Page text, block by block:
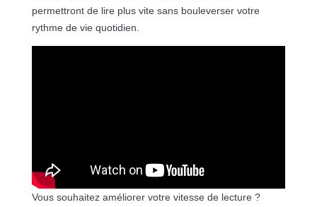
permettront de lire plus vite sans bouleverser votre
rythme de vie quotidien.
Vous souhaitez améliorer votre vitesse de lecture ?